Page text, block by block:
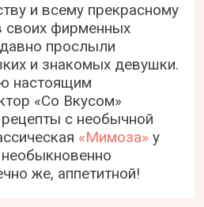
и всему прекрасному
своих фирменных
прослыли
и знакомых девушки.
настоящим
«Со Вкусом»
с необычной
«Мимоза» у
же, аппетитной!